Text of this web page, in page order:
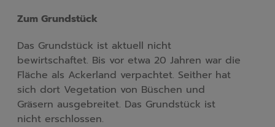
Zum Grundstück
Das Grundstück ist aktuell nicht
bewirtschaftet. Bis vor etwa 20 Jahren war die
Fläche als Ackerland verpachtet. Seither hat
sich dort Vegetation von Büschen und
Gräsern ausgebreitet. Das Grundstück ist
nicht erschlossen.